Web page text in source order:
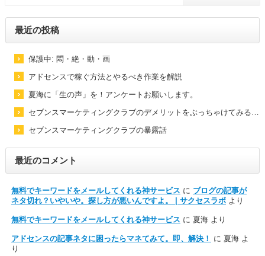
最近の投稿
保護中: 悶・絶・動・画
アドセンスで稼ぐ方法とやるべき作業を解説
夏海に「生の声」を！アンケートお願いします。
セブンスマーケティングクラブのデメリットをぶっちゃけてみる…
セブンスマーケティングクラブの暴露話
最近のコメント
無料でキーワードをメールしてくれる神サービス に ブログの記事が
ネタ切れ？いやいや。探し方が悪いんですよ。 | サクセスラボより
無料でキーワードをメールしてくれる神サービス に 夏海より
アドセンスの記事ネタに困ったらマネてみて。即、解決！ に 夏海よ
り